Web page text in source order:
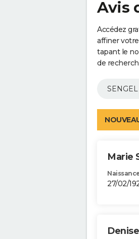
Avis
Accédez
affiner
tapant le
de
Marie
27/02/